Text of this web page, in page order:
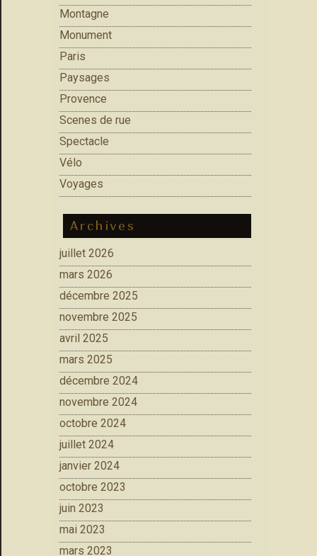
Montagne
Monument
Paris
Paysages
Provence
Scenes de rue
Spectacle
Vélo
Voyages
Archives
juillet 2026
mars 2026
décembre 2025
novembre 2025
avril 2025
mars 2025
décembre 2024
novembre 2024
octobre 2024
juillet 2024
janvier 2024
octobre 2023
juin 2023
mai 2023
mars 2023